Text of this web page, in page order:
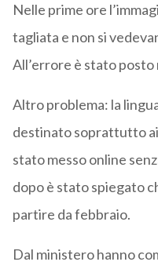
Nelle prime ore
tagliata e non si
All’errore è stato posto
Altro problema: la
destinato soprattutto
stato messo online
dopo è stato spiegato
partire da febbraio.
Dal ministero hanno